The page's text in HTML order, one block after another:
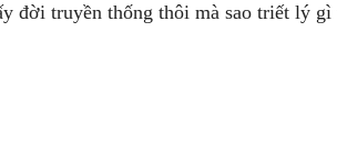
đời truyền thống thôi mà sao triết lý